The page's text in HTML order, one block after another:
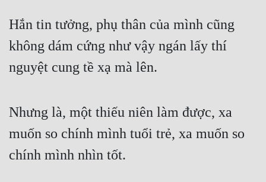
Sảng Văn
Sắc
Sủng
Tiểu Thuyết
Hắn tin tưởng, phụ thân của mình cũng
không dám cứng như vậy ngán lấy thí
nguyệt cung tề xạ mà lên.
Nhưng là, một thiếu niên làm được, xa
muốn so chính mình tuổi trẻ, xa muốn so
chính mình nhìn tốt.